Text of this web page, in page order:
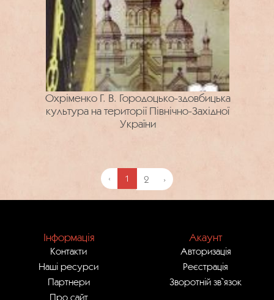
Охріменко Г. В. Городоцько-здовбицька
культура на території Північно-Західної
України
‹ 1 2 ›
Інформація
Контакти
Наші ресурси
Партнери
Про сайт
Акаунт
Авторизація
Реєстрація
Зворотній зв`язок